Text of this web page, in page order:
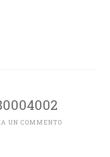
UN COMMENTO